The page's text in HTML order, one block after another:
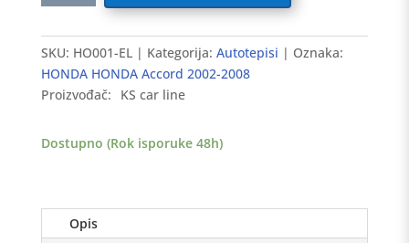
HONDA
Accord
2002-
2008
Elegance
SKU: HO001-EL Kategorija: Autotepisi
Oznaka:
HONDA HONDA Accord 2002-2008
Proizvođač:
KS car line
Dostupno (Rok isporuke 48h)
Opis